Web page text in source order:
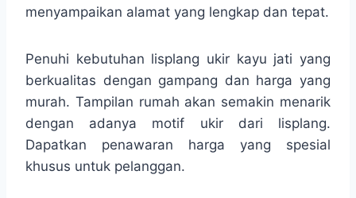
menyampaikan alamat yang lengkap dan tepat.
Penuhi kebutuhan lisplang ukir kayu jati yang
berkualitas dengan gampang dan harga yang
murah. Tampilan rumah akan semakin menarik
dengan adanya motif ukir dari lisplang.
Dapatkan penawaran harga yang spesial
khusus untuk pelanggan.